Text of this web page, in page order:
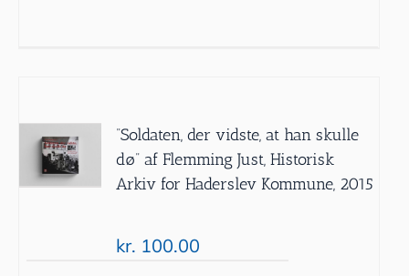
”Soldaten, der vidste, at han skulle
dø” af Flemming Just, Historisk
Arkiv for Haderslev Kommune, 2015
kr. 100.00